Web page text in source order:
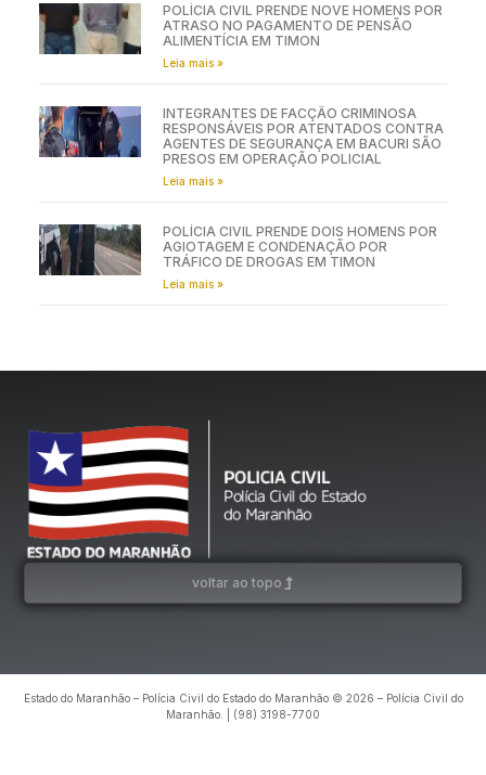
POLÍCIA CIVIL PRENDE NOVE HOMENS POR
ATRASO NO PAGAMENTO DE PENSÃO
ALIMENTÍCIA EM TIMON
Leia mais »
INTEGRANTES DE FACÇÃO CRIMINOSA
RESPONSÁVEIS POR ATENTADOS CONTRA
AGENTES DE SEGURANÇA EM BACURI SÃO
PRESOS EM OPERAÇÃO POLICIAL
Leia mais »
POLÍCIA CIVIL PRENDE DOIS HOMENS POR
AGIOTAGEM E CONDENAÇÃO POR
TRÁFICO DE DROGAS EM TIMON
Leia mais »
voltar ao topo
Estado do Maranhão – Polícia Civil do Estado do Maranhão © 2026 – Polícia Civil do
Maranhão. | (98) 3198-7700